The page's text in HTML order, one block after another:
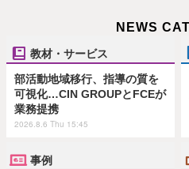
NEWS
教材・サービス
部活動地域移行、指導の質を
可視化…CIN GROUPとFCEが
業務提携
2026.8.6 Thu 15:45
事例